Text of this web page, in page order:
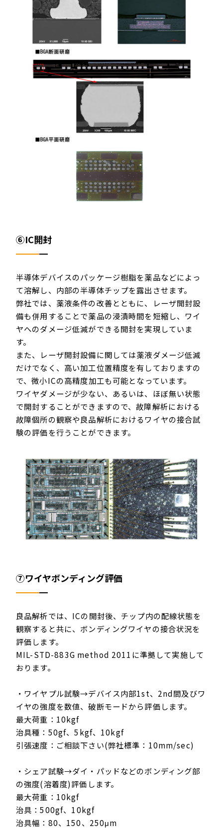
⑥IC開封
半導体デバイスのパッケージ樹脂を薬品などによっ
て溶解し、内部の半導体チップを露出させます。
弊社では、薬液条件の改善とともに、レーザ開封設
備も併用することで薬品の浸漬時間を短縮し、ワイ
ヤへのダメージ低減ができる開封を実現していま
す。
また、レーザ開封設備に関しては薬液ダメージ低減
だけでなく、高い加工位置精度を有しておりますの
で、微小ICの高精度加工も可能となっています。
ワイヤダメージが少ない、あるいは、ほぼ無い状態
で開封することができますので、故障解析における
故障個所の観察や良品解析におけるワイヤの接合試
験の評価を行うことができます。
⑦ワイヤボンディング評価
良品解析では、ICの開封後、チップ内の配線状態を
観察すると共に、ボンディングワイヤの接合状況を
評価します。
MIL-STD-883G method 2011に準拠して実施して
おります。
・ワイヤプル試験→デバイス内部1st、2nd間及びワ
イヤの強度を数値、破断モードから評価します。
最大荷重：10kgf
治具種：50gf、5kgf、10kgf
引張速度：ご相談下さい(弊社標準：10mm/sec)
・シェア試験→ダイ・パッドなどのボンディング部
の強度(溶着度)評価します。
最大荷重：10kgf
治具：500gf、10kgf
治具幅：80、150、250μm